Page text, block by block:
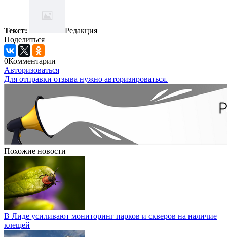
Текст:
Редакция
Поделиться
0Комментарии
Авторизоваться
Для отправки отзыва нужно авторизироваться.
Похожие новости
В Лиде усиливают мониторинг парков и скверов на наличие
клещей